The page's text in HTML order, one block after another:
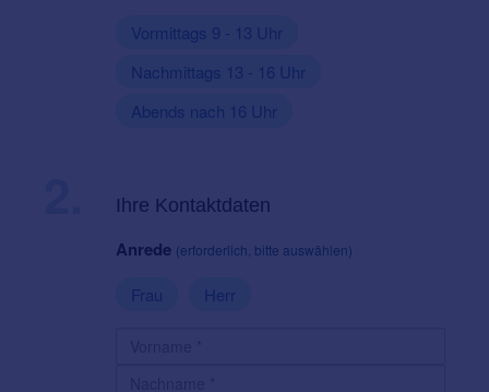
Vormittags 9 - 13 Uhr
Nachmittags 13 - 16 Uhr
Abends nach 16 Uhr
Ihre Kontaktdaten
Anrede (erforderlich, bitte auswählen)
Frau Herr